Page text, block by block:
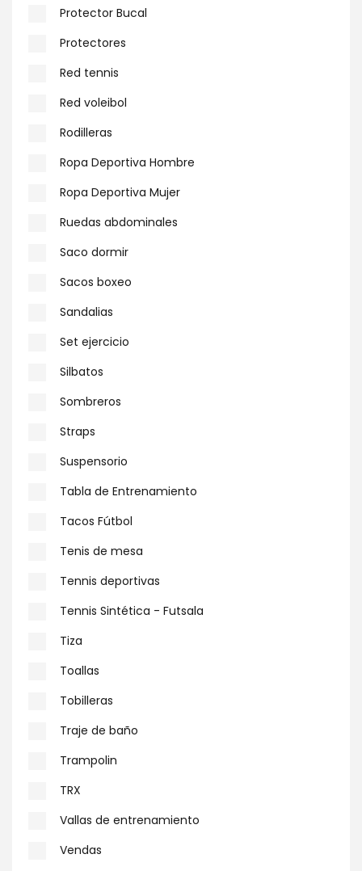
Protector Bucal
Protectores
Red tennis
Red voleibol
Rodilleras
Ropa Deportiva Hombre
Ropa Deportiva Mujer
Ruedas abdominales
Saco dormir
Sacos boxeo
Sandalias
Set ejercicio
Silbatos
Sombreros
Straps
Suspensorio
Tabla de Entrenamiento
Tacos Fútbol
Tenis de mesa
Tennis deportivas
Tennis Sintética - Futsala
Tiza
Toallas
Tobilleras
Traje de baño
Trampolin
TRX
Vallas de entrenamiento
Vendas